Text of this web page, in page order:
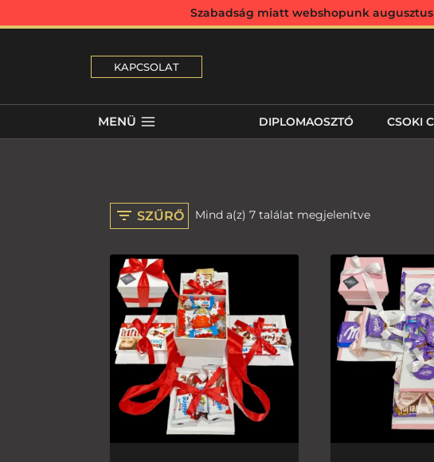
Szabadság miatt webshopunk
KAPCSOLAT
MENÜ DIPLOMAOSZTÓ CSOKI
SZŰRŐ Mind a(z) 7 találat megjelenítve